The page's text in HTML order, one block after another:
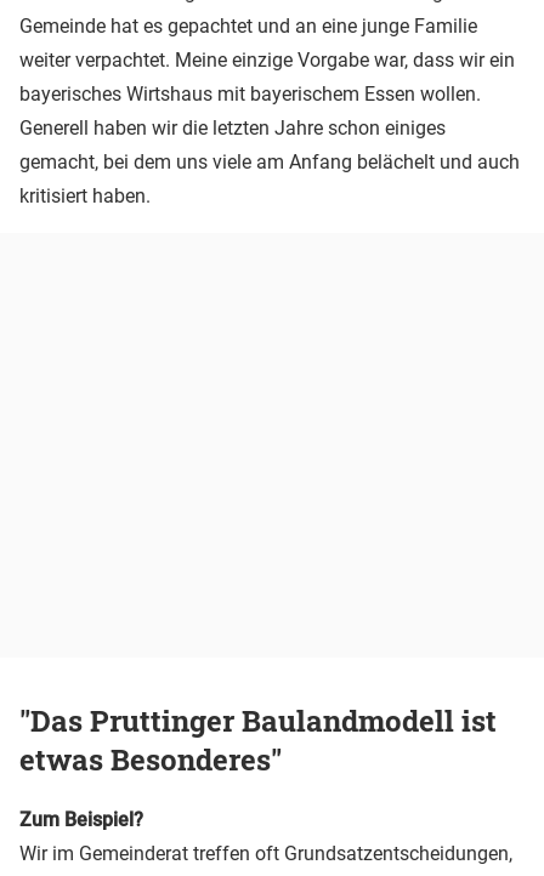
Gemeinde hat es gepachtet und an eine junge Familie
weiter verpachtet. Meine einzige Vorgabe war, dass wir ein
bayerisches Wirtshaus mit bayerischem Essen wollen.
Generell haben wir die letzten Jahre schon einiges
gemacht, bei dem uns viele am Anfang belächelt und auch
kritisiert haben.
"Das Pruttinger Baulandmodell ist
etwas Besonderes"
Zum Beispiel?
Wir im Gemeinderat treffen oft Grundsatzentscheidungen,